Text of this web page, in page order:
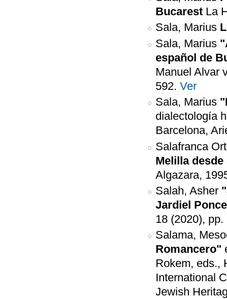
Bucarest La
Sala, Marius
Sala, Marius
español de
Manuel Alvar
592. Ver
Sala, Marius
dialectología
Barcelona,
Salafranca
Melilla
Algazara,
Salah, Asher
Jardiel
18 (2020), pp.
Salama,
Romancero"
Rokem, eds.,
International
Jewish